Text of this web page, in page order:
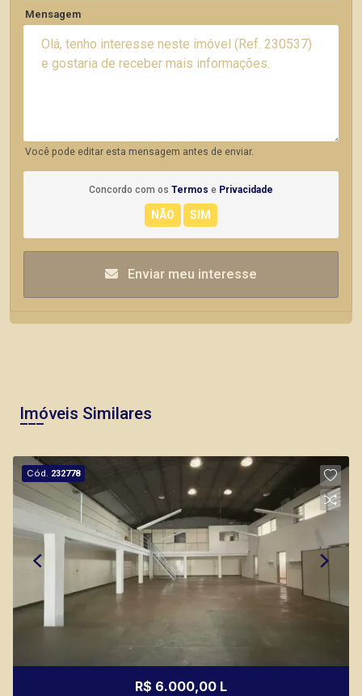
Mensagem
Você pode editar esta mensagem antes de enviar.
Concordo com os Termos e Privacidade
Enviar meu interesse
Imóveis Similares
Cód. 232778
R$ 6.000,00 L